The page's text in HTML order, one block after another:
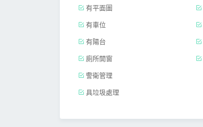
有平面圖
有車位
有陽台
廁所開窗
警衛管理
具垃圾處理